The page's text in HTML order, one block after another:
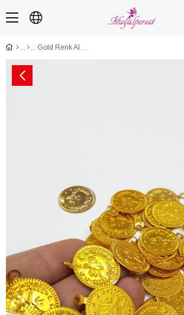
Gold Renk Alüminyum Metal Pul Para